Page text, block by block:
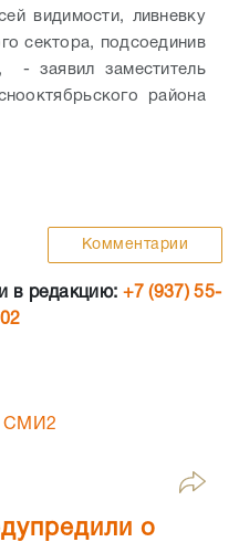
видимости, ливневку
сектора, подсоединив
- заявил заместитель
района
Комментарии
в редакцию: +7 (937) 55-
СМИ2
о